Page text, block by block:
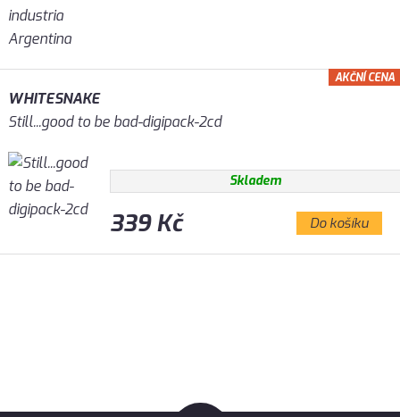
WHITESNAKE
Still...good to be bad-digipack-2cd
Skladem
339 Kč Do košíku
AKČNÍ CENA